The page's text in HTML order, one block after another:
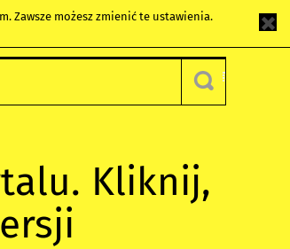
Zawsze możesz zmienić te ustawienia.
Kliknij,